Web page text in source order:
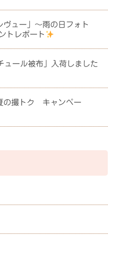
ヴュー」〜雨の日フォト
トレポート
ュール被布」入荷しました
の撮トク キャンペー